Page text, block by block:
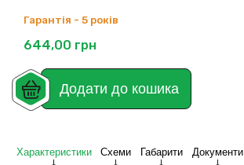
Гарантія - 5 років
644,00 грн
Додати до кошика
Характеристики Схеми Габарити Документи